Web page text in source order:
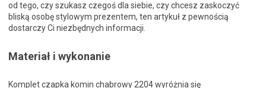
od tego, czy szukasz czegoś dla siebie, czy chcesz zaskoczyć
bliską osobę stylowym prezentem, ten artykuł z pewnością
dostarczy Ci niezbędnych informacji.
Materiał i wykonanie
Komplet czapka komin chabrowy 2204 wyróżnia się